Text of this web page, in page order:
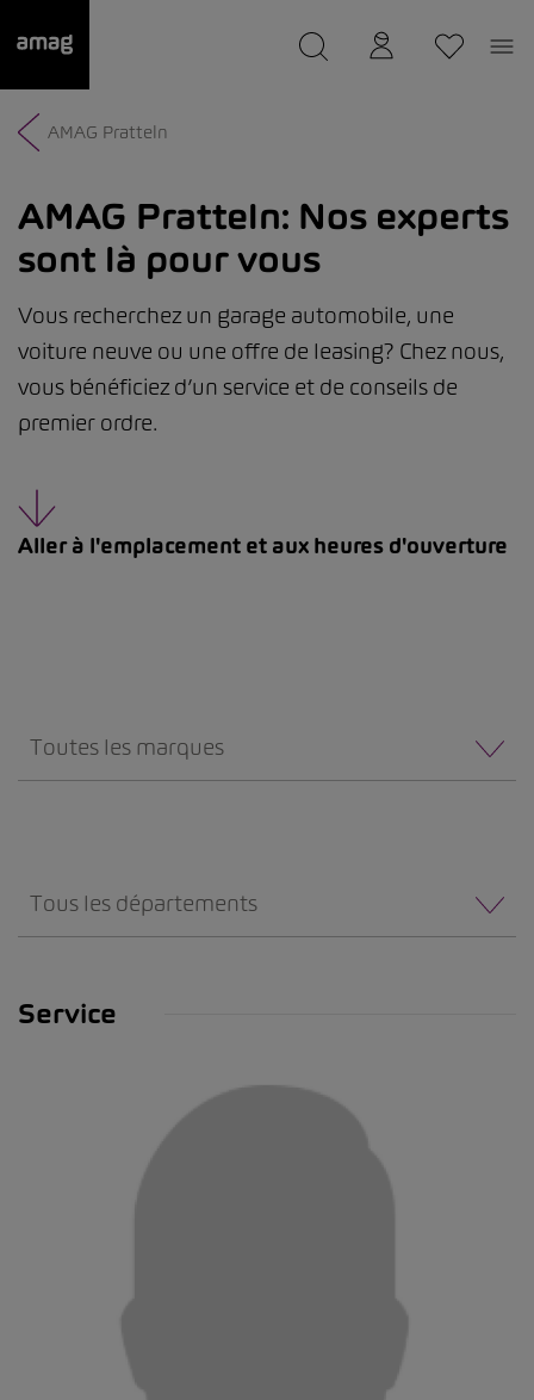
AMAG Pratteln
AMAG Pratteln: Nos experts
sont là pour vous
Vous recherchez un garage automobile, une
voiture neuve ou une offre de leasing? Chez nous,
vous bénéficiez d’un service et de conseils de
premier ordre.
Aller à l'emplacement et aux heures d'ouverture
Toutes les marques
Tous les départements
Service